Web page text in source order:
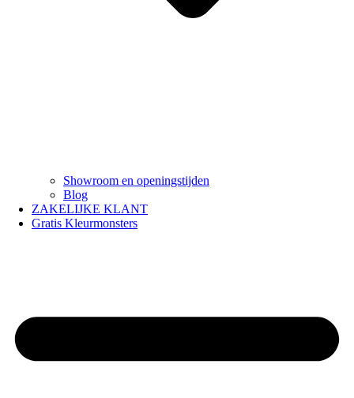
Showroom en openingstijden
Blog
ZAKELIJKE KLANT
Gratis Kleurmonsters